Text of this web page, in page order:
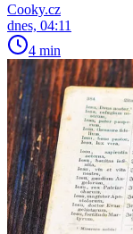
Cooky.cz
dnes, 04:11
4 min